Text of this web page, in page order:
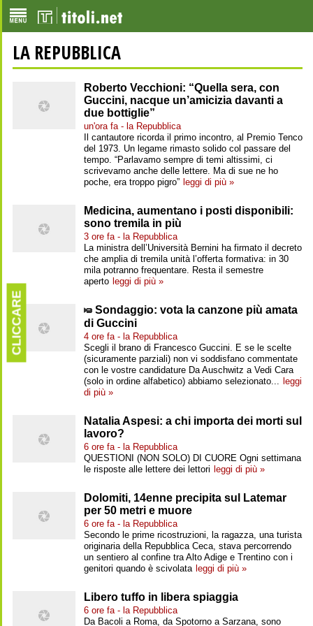
LA REPUBBLICA
Roberto Vecchioni: “Quella sera, con
Guccini, nacque un’amicizia davanti a
due bottiglie”
un'ora fa - la Repubblica
Il cantautore ricorda il primo incontro, al Premio Tenco
del 1973. Un legame rimasto solido col passare del
tempo. “Parlavamo sempre di temi altissimi, ci
scrivevamo anche delle lettere. Ma di sue ne ho
poche, era troppo pigro” leggi di più »
Medicina, aumentano i posti disponibili:
sono tremila in più
3 ore fa - la Repubblica
La ministra dell’Università Bernini ha firmato il decreto
che amplia di tremila unità l’offerta formativa: in 30
mila potranno frequentare. Resta il semestre
aperto leggi di più »
Sondaggio: vota la canzone più amata
di Guccini
4 ore fa - la Repubblica
Scegli il brano di Francesco Guccini. E se le scelte
(sicuramente parziali) non vi soddisfano commentate
con le vostre candidature Da Auschwitz a Vedi Cara
(solo in ordine alfabetico) abbiamo selezionato... leggi
di più »
Natalia Aspesi: a chi importa dei morti sul
lavoro?
6 ore fa - la Repubblica
QUESTIONI (NON SOLO) DI CUORE Ogni settimana
le risposte alle lettere dei lettori leggi di più »
Dolomiti, 14enne precipita sul Latemar
per 50 metri e muore
6 ore fa - la Repubblica
Secondo le prime ricostruzioni, la ragazza, una turista
originaria della Repubblica Ceca, stava percorrendo
un sentiero al confine tra Alto Adige e Trentino con i
genitori quando è scivolata leggi di più »
Libero tuffo in libera spiaggia
6 ore fa - la Repubblica
Da Bacoli a Roma, da Spotorno a Sarzana, sono
CLICCARE